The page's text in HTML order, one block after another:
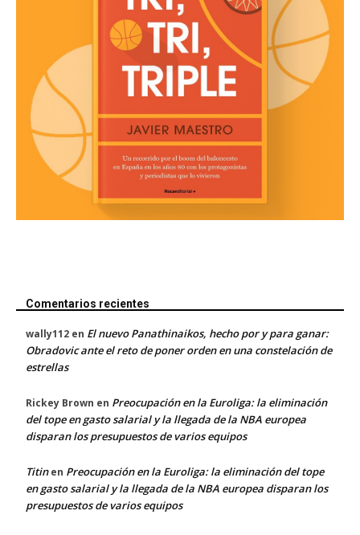
Comentarios recientes
wally112 en El nuevo Panathinaikos, hecho por y para ganar:
Obradovic ante el reto de poner orden en una constelación de
estrellas
Rickey Brown en Preocupación en la Euroliga: la eliminación
del tope en gasto salarial y la llegada de la NBA europea
disparan los presupuestos de varios equipos
Titinen Preocupación en la Euroliga: la eliminación del tope
en gasto salarial y la llegada de la NBA europea disparan los
presupuestos de varios equipos